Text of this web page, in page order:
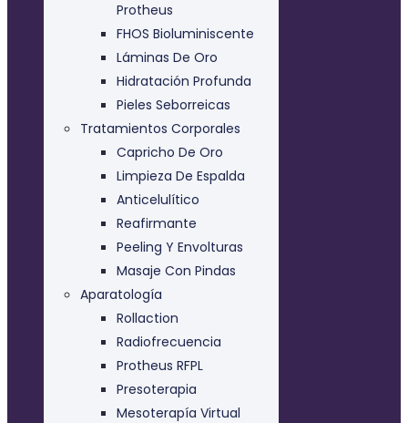
Protheus
FHOS Bioluminiscente
Láminas De Oro
Hidratación Profunda
Pieles Seborreicas
Tratamientos Corporales
Capricho De Oro
Limpieza De Espalda
Anticelulítico
Reafirmante
Peeling Y Envolturas
Masaje Con Pindas
Aparatología
Rollaction
Radiofrecuencia
Protheus RFPL
Presoterapia
Mesoterapía Virtual